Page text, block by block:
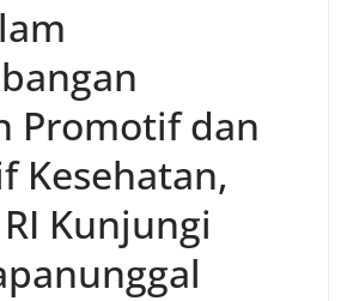
Promotif dan
Kesehatan,
Kunjungi